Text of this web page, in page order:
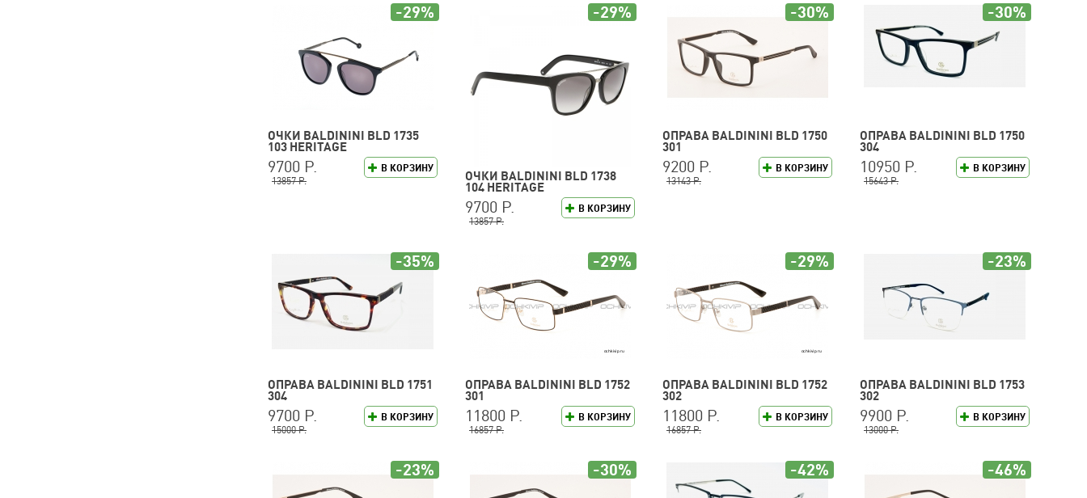
ОЧКИ BALDININI BLD 1735
103 HERITAGE
В КОРЗИНУ
9700 Р.
13857 Р.
-29%
ОЧКИ BALDININI BLD 1738
104 HERITAGE
В КОРЗИНУ
9700 Р.
13857 Р.
-29%
ОПРАВА BALDININI BLD 1750
301
В КОРЗИНУ
9200 Р.
13143 Р.
-30%
ОПРАВА BALDININI BLD 1750
304
В КОРЗИНУ
10950 Р.
15643 Р.
-30%
ОПРАВА BALDININI BLD 1751
304
В КОРЗИНУ
9700 Р.
15000 Р.
-35%
ОПРАВА BALDININI BLD 1752
301
В КОРЗИНУ
11800 Р.
16857 Р.
-29%
ОПРАВА BALDININI BLD 1752
302
В КОРЗИНУ
11800 Р.
16857 Р.
-29%
ОПРАВА BALDININI BLD 1753
302
В КОРЗИНУ
9900 Р.
13000 Р.
-23%
-23% -30% -42% -46%